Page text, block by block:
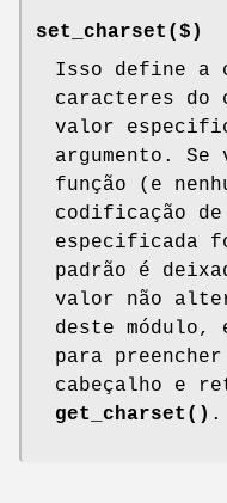
set_charset($)
Isso define a
caracteres do
valor
argumento. Se
função (e
codificação
especificada
padrão é
valor não
deste módulo,
para
cabeçalho e
get_charset() .